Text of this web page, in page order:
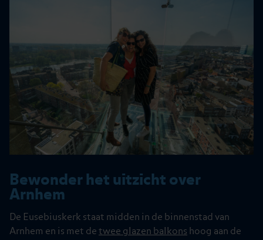
Bewonder het uitzicht over
Arnhem
De Eusebiuskerk staat midden in de binnenstad van
Arnhem en is met de twee glazen balkons hoog aan de